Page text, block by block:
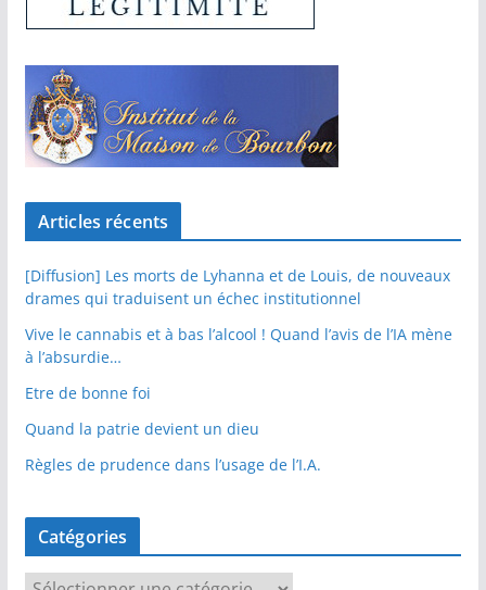
Articles récents
[Diffusion] Les morts de Lyhanna et de Louis, de nouveaux
drames qui traduisent un échec institutionnel
Vive le cannabis et à bas l’alcool ! Quand l’avis de l’IA mène
à l’absurdie…
Etre de bonne foi
Quand la patrie devient un dieu
Règles de prudence dans l’usage de l’I.A.
Catégories